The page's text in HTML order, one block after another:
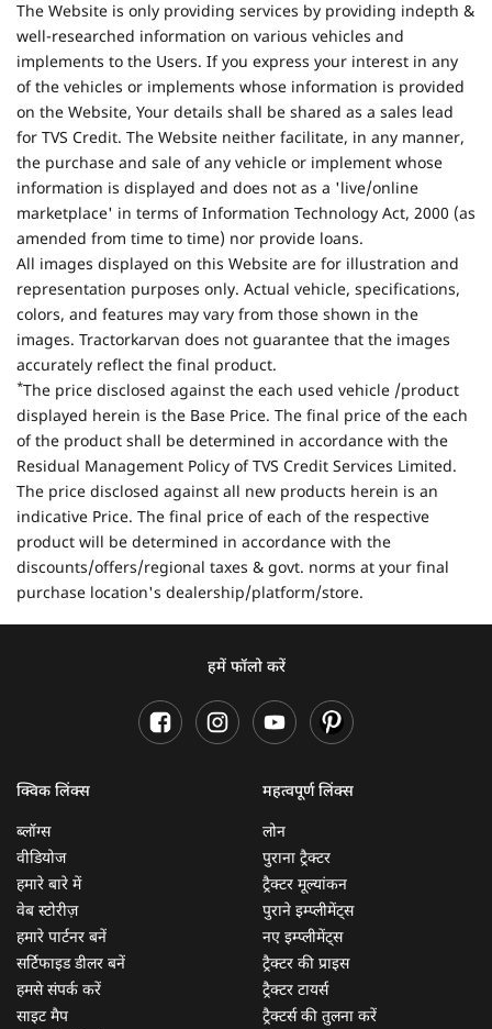
The Website is only providing services by providing indepth &
well-researched information on various vehicles and
implements to the Users. If you express your interest in any
of the vehicles or implements whose information is provided
on the Website, Your details shall be shared as a sales lead
for TVS Credit. The Website neither facilitate, in any manner,
the purchase and sale of any vehicle or implement whose
information is displayed and does not as a 'live/online
marketplace' in terms of Information Technology Act, 2000 (as
amended from time to time) nor provide loans.
All images displayed on this Website are for illustration and
representation purposes only. Actual vehicle, specifications,
colors, and features may vary from those shown in the
images. Tractorkarvan does not guarantee that the images
accurately reflect the final product.
*The price disclosed against the each used vehicle /product
displayed herein is the Base Price. The final price of the each
of the product shall be determined in accordance with the
Residual Management Policy of TVS Credit Services Limited.
The price disclosed against all new products herein is an
indicative Price. The final price of each of the respective
product will be determined in accordance with the
discounts/offers/regional taxes & govt. norms at your final
purchase location's dealership/platform/store.
हमें फॉलो करें
क्विक लिंक्स
ब्लॉग्स
वीडियोज
हमारे बारे में
वेब स्टोरीज़
हमारे पार्टनर बनें
सर्टिफाइड डीलर बनें
हमसे संपर्क करें
साइट मैप
महत्वपूर्ण लिंक्स
लोन
पुराना ट्रैक्टर
ट्रैक्टर मूल्यांकन
पुराने इम्प्लीमेंट्स
नए इम्प्लीमेंट्स
ट्रैक्टर की प्राइस
ट्रैक्टर टायर्स
ट्रैक्टर्स की तुलना करें